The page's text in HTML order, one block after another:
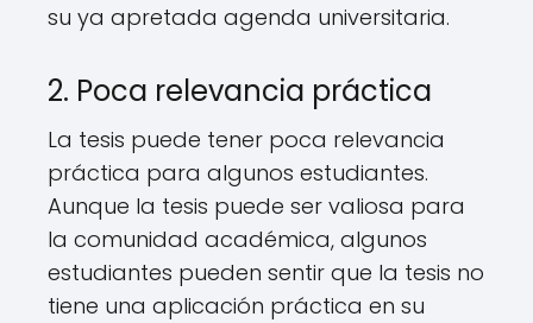
su ya apretada agenda universitaria.
2. Poca relevancia práctica
La tesis puede tener poca relevancia
práctica para algunos estudiantes.
Aunque la tesis puede ser valiosa para
la comunidad académica, algunos
estudiantes pueden sentir que la tesis no
tiene una aplicación práctica en su